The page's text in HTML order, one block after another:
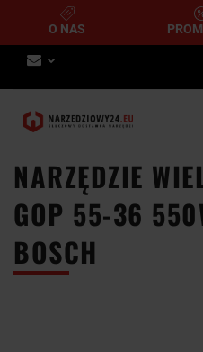
O NAS
NARZĘDZIE
GOP 55-36
BOSCH